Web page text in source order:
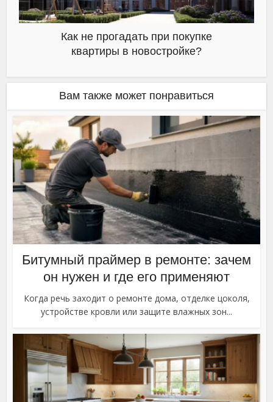
Как не прогадать при покупке
квартиры в новостройке?
Вам также может понравиться
Битумный праймер в ремонте: зачем
он нужен и где его применяют
Когда речь заходит о ремонте дома, отделке цоколя,
устройстве кровли или защите влажных зон...